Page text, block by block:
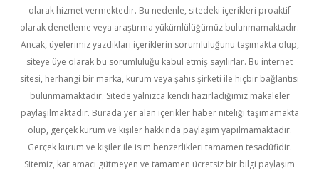
olarak hizmet vermektedir. Bu nedenle, sitedeki içerikleri proaktif
olarak denetleme veya araştırma yükümlülüğümüz bulunmamaktadır.
Ancak, üyelerimiz yazdıkları içeriklerin sorumluluğunu taşımakta olup,
siteye üye olarak bu sorumluluğu kabul etmiş sayılırlar. Bu internet
sitesi, herhangi bir marka, kurum veya şahıs şirketi ile hiçbir bağlantısı
bulunmamaktadır. Sitede yalnızca kendi hazırladığımız makaleler
paylaşılmaktadır. Burada yer alan içerikler haber niteliği taşımamakta
olup, gerçek kurum ve kişiler hakkında paylaşım yapılmamaktadır.
Gerçek kurum ve kişiler ile isim benzerlikleri tamamen tesadüfidir.
Sitemiz, kar amacı gütmeyen ve tamamen ücretsiz bir bilgi paylaşım